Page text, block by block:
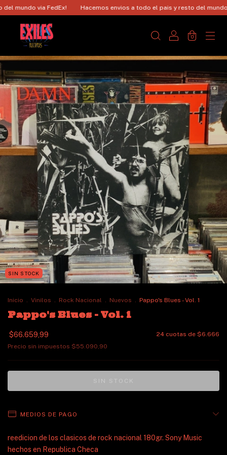
mundo via FedEx! Hacemos envios a todo el pais y resto del mundo
0
SIN STOCK
Inicio . Vinilos . Rock Nacional . Nuevos . Pappo's Blues - Vol. 1
Pappo's Blues - Vol. 1
$66.659,99 24 cuotas de $6.666
Precio sin impuestos $55.090,90
MEDIOS DE PAGO
reedicion de los clasicos de rock nacional 180gr. Sony Music
hechos en Republica Checa